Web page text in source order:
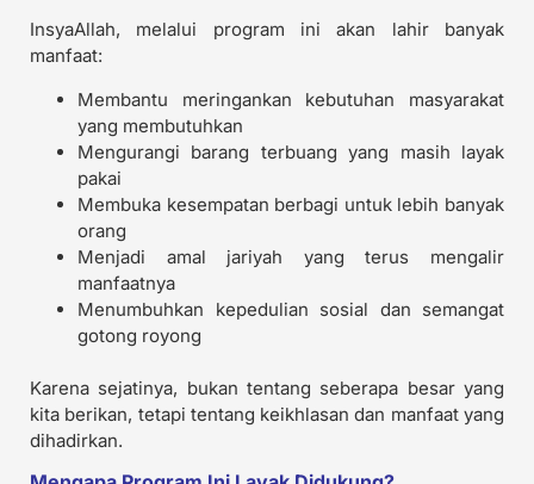
InsyaAllah, melalui program ini akan lahir banyak
manfaat:
Membantu meringankan kebutuhan masyarakat
yang membutuhkan
Mengurangi barang terbuang yang masih layak
pakai
Membuka kesempatan berbagi untuk lebih banyak
orang
Menjadi amal jariyah yang terus mengalir
manfaatnya
Menumbuhkan kepedulian sosial dan semangat
gotong royong
Karena sejatinya, bukan tentang seberapa besar yang
kita berikan, tetapi tentang keikhlasan dan manfaat yang
dihadirkan.